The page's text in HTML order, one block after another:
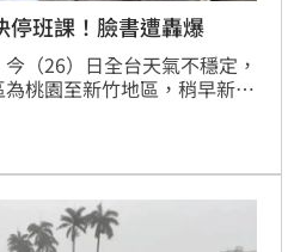
停班課！臉書遭轟爆
（26）日全台天氣不穩定，
桃園至新竹地區，稍早新竹
新竹縣長楊文科臉書得知，